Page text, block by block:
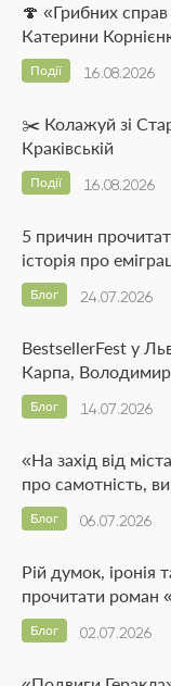
🍄 «Грибних
Катерини
16.08.2026
Події
✂️ Колажуй зі
Краківській
16.08.2026
Події
5 причин
історія про
24.07.2026
Блог
BestsellerFest у
Карпа, Володимир
14.07.2026
Блог
«На захід від
про самотність,
06.07.2026
Блог
Рій думок, іронія
прочитати
02.07.2026
Блог